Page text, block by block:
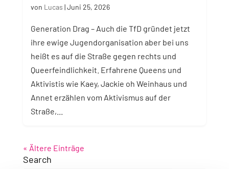
von Lucas |Juni 25, 2026
Generation Drag – Auch die TfD gründet jetzt
ihre ewige Jugendorganisation aber bei uns
heißt es auf die Straße gegen rechts und
Queerfeindlichkeit. Erfahrene Queens und
Aktivistis wie Kaey, Jackie oh Weinhaus und
Annet erzählen vom Aktivismus auf der
Straße,...
« Ältere Einträge
Search